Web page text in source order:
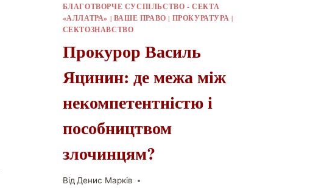
БЛАГОТВОРЧЕ СУСПІЛЬСТВО - СЕКТА
«АЛЛАТРА» | ВАШЕ ПРАВО | ПРОКУРАТУРА |
СЕКТОЗНАВСТВО
Прокурор Василь
Яцинин: де межа між
некомпетентністю і
пособництвом
злочинцям?
Від Денис Марків